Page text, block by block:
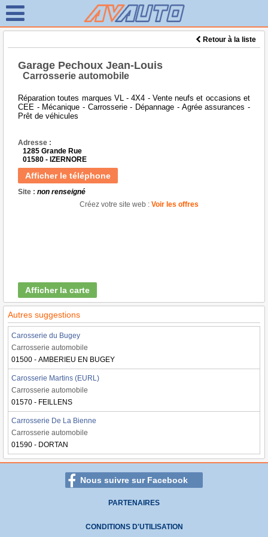
Retour à la liste
Garage Pechoux Jean-Louis
Carrosserie automobile
Réparation toutes marques VL - 4X4 - Vente neufs et occasions et
CEE - Mécanique - Carrosserie - Dépannage - Agrée assurances -
Prêt de véhicules
Adresse :
1285 Grande Rue
01580 - IZERNORE
Afficher le téléphone
Site : non renseigné
Créez votre site web : Voir les offres
Afficher la carte
Autres suggestions
Carosserie du Bugey
Carrosserie automobile
01500 - AMBERIEU EN BUGEY
Carosserie Martins (EURL)
Carrosserie automobile
01570 - FEILLENS
Carrosserie De La Bienne
Carrosserie automobile
01590 - DORTAN
Nous suivre sur Facebook
PARTENAIRES
CONDITIONS D'UTILISATION